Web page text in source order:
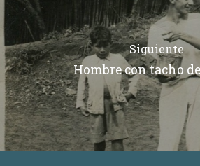
Siguiente
Hombre con tacho